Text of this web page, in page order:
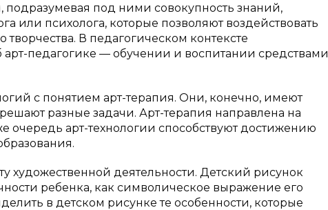
под ними совокупность знаний,
или психолога, которые позволяют воздействовать
В педагогическом контексте
арт-педагогике — обучении и воспитании средствами
с понятием арт-терапия. Они, конечно, имеют
разные задачи. Арт-терапия направлена на
арт-технологии способствуют достижению
художественной деятельности. Детский рисунок
ребенка, как символическое выражение его
в детском рисунке те особенности, которые